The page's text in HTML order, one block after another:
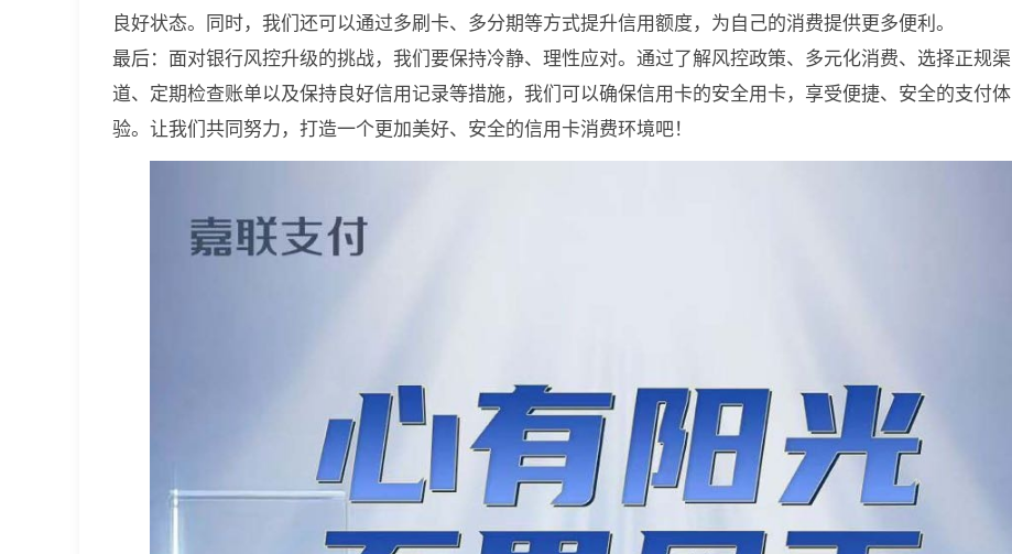
良好状态。同时，我们还可以通过多刷卡、多分期等方式提升信用额度，为自己的消费提供更多便利。
最后：面对银行风控升级的挑战，我们要保持冷静、理性应对。通过了解风控政策、多元化消费、选择正规渠
道、定期检查账单以及保持良好信用记录等措施，我们可以确保信用卡的安全用卡，享受便捷、安全的支付体
验。让我们共同努力，打造一个更加美好、安全的信用卡消费环境吧！